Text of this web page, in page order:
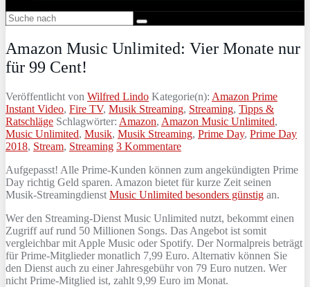
Amazon Music Unlimited: Vier Monate nur
für 99 Cent!
Veröffentlicht von Wilfred Lindo Kategorie(n): Amazon Prime
Instant Video, Fire TV, Musik Streaming, Streaming, Tipps &
Ratschläge Schlagwörter: Amazon, Amazon Music Unlimited,
Music Unlimited, Musik, Musik Streaming, Prime Day, Prime Day
2018, Stream, Streaming 3 Kommentare
Aufgepasst! Alle Prime-Kunden können zum angekündigten Prime
Day richtig Geld sparen. Amazon bietet für kurze Zeit seinen
Musik-Streamingdienst Music Unlimited besonders günstig an.
Wer den Streaming-Dienst Music Unlimited nutzt, bekommt einen
Zugriff auf rund 50 Millionen Songs. Das Angebot ist somit
vergleichbar mit Apple Music oder Spotify. Der Normalpreis beträgt
für Prime-Mitglieder monatlich 7,99 Euro. Alternativ können Sie
den Dienst auch zu einer Jahresgebühr von 79 Euro nutzen. Wer
nicht Prime-Mitglied ist, zahlt 9,99 Euro im Monat.